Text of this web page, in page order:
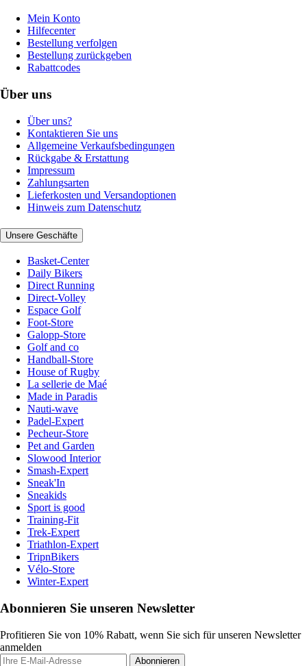
Mein Konto
Hilfecenter
Bestellung verfolgen
Bestellung zurückgeben
Rabattcodes
Über uns
Über uns?
Kontaktieren Sie uns
Allgemeine Verkaufsbedingungen
Rückgabe & Erstattung
Impressum
Zahlungsarten
Lieferkosten und Versandoptionen
Hinweis zum Datenschutz
Unsere Geschäfte
Basket-Center
Daily Bikers
Direct Running
Direct-Volley
Espace Golf
Foot-Store
Galopp-Store
Golf and co
Handball-Store
House of Rugby
La sellerie de Maé
Made in Paradis
Nauti-wave
Padel-Expert
Pecheur-Store
Pet and Garden
Slowood Interior
Smash-Expert
Sneak'In
Sneakids
Sport is good
Training-Fit
Trek-Expert
Triathlon-Expert
TripnBikers
Vélo-Store
Winter-Expert
Abonnieren Sie unseren Newsletter
Profitieren Sie von 10% Rabatt, wenn Sie sich für unseren Newsletter
anmelden
Abonnieren